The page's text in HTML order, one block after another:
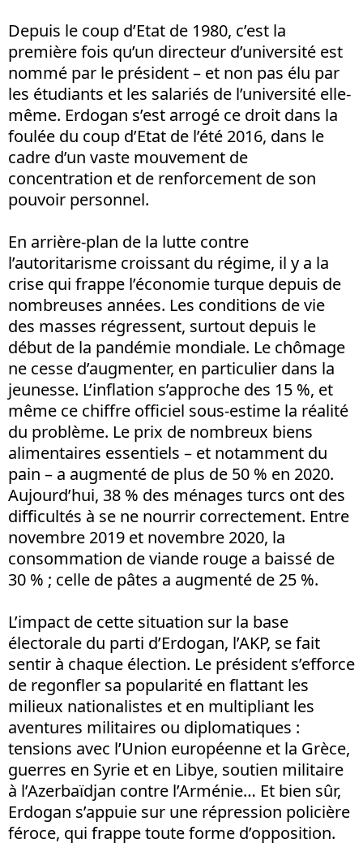
Depuis le coup d’Etat de 1980, c’est la
première fois qu’un directeur d’université est
nommé par le président – et non pas élu par
les étudiants et les salariés de l’université elle-
même. Erdogan s’est arrogé ce droit dans la
foulée du coup d’Etat de l’été 2016, dans le
cadre d’un vaste mouvement de
concentration et de renforcement de son
pouvoir personnel.
En arrière-plan de la lutte contre
l’autoritarisme croissant du régime, il y a la
crise qui frappe l’économie turque depuis de
nombreuses années. Les conditions de vie
des masses régressent, surtout depuis le
début de la pandémie mondiale. Le chômage
ne cesse d’augmenter, en particulier dans la
jeunesse. L’inflation s’approche des 15 %, et
même ce chiffre officiel sous-estime la réalité
du problème. Le prix de nombreux biens
alimentaires essentiels – et notamment du
pain – a augmenté de plus de 50 % en 2020.
Aujourd’hui, 38 % des ménages turcs ont des
difficultés à se ne nourrir correctement. Entre
novembre 2019 et novembre 2020, la
consommation de viande rouge a baissé de
30 % ; celle de pâtes a augmenté de 25 %.
L’impact de cette situation sur la base
électorale du parti d’Erdogan, l’AKP, se fait
sentir à chaque élection. Le président s’efforce
de regonfler sa popularité en flattant les
milieux nationalistes et en multipliant les
aventures militaires ou diplomatiques :
tensions avec l’Union européenne et la Grèce,
guerres en Syrie et en Libye, soutien militaire
à l’Azerbaïdjan contre l’Arménie… Et bien sûr,
Erdogan s’appuie sur une répression policière
féroce, qui frappe toute forme d’opposition.